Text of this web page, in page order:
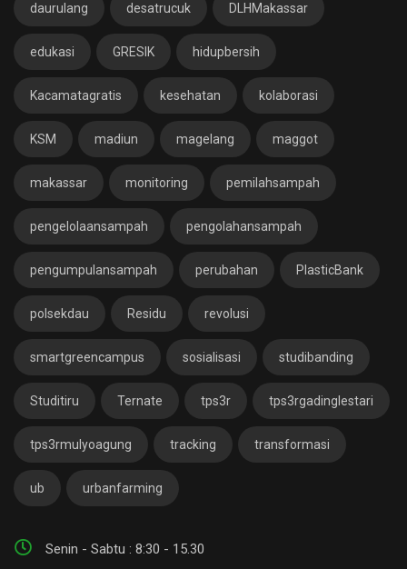
daurulang desatrucuk DLHMakassar
edukasi GRESIK hidupbersih
Kacamatagratis kesehatan kolaborasi
KSM madiun magelang maggot
makassar monitoring pemilahsampah
pengelolaansampah pengolahansampah
pengumpulansampah perubahan PlasticBank
polsekdau Residu revolusi
smartgreencampus sosialisasi studibanding
Studitiru Ternate tps3r tps3rgadinglestari
tps3rmulyoagung tracking transformasi
ub urbanfarming
Senin - Sabtu : 8:30 - 15.30